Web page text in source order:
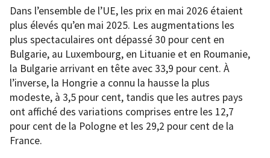
Dans l’ensemble de l’UE, les prix en mai 2026 étaient
plus élevés qu’en mai 2025. Les augmentations les
plus spectaculaires ont dépassé 30 pour cent en
Bulgarie, au Luxembourg, en Lituanie et en Roumanie,
la Bulgarie arrivant en tête avec 33,9 pour cent. À
l’inverse, la Hongrie a connu la hausse la plus
modeste, à 3,5 pour cent, tandis que les autres pays
ont affiché des variations comprises entre les 12,7
pour cent de la Pologne et les 29,2 pour cent de la
France.